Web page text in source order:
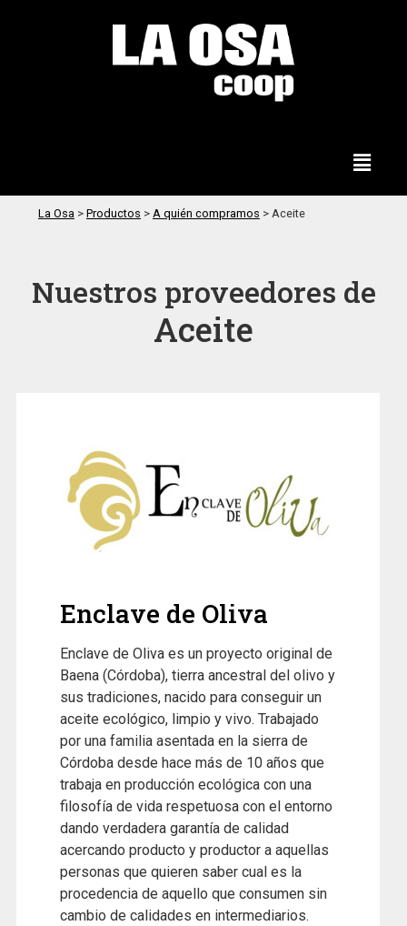
La Osa > Productos > A quién compramos > Aceite
Nuestros proveedores de
Aceite
Enclave de Oliva
Enclave de Oliva es un proyecto original de
Baena (Córdoba), tierra ancestral del olivo y
sus tradiciones, nacido para conseguir un
aceite ecológico, limpio y vivo. Trabajado
por una familia asentada en la sierra de
Córdoba desde hace más de 10 años que
trabaja en producción ecológica con una
filosofía de vida respetuosa con el entorno
dando verdadera garantía de calidad
acercando producto y productor a aquellas
personas que quieren saber cual es la
procedencia de aquello que consumen sin
cambio de calidades en intermediarios.